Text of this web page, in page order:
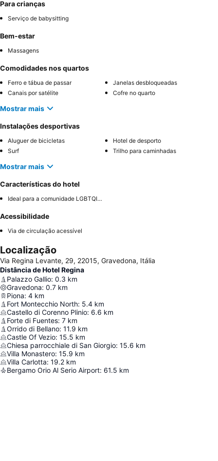
Para crianças
Serviço de babysitting
Bem-estar
Massagens
Comodidades nos quartos
Ferro e tábua de passar
Janelas desbloqueadas
Canais por satélite
Cofre no quarto
Mostrar mais
Instalações desportivas
Aluguer de bicicletas
Hotel de desporto
Surf
Trilho para caminhadas
Mostrar mais
Características do hotel
Ideal para a comunidade LGBTQIA+
Acessibilidade
Via de circulação acessível
Localização
Via Regina Levante, 29, 22015, Gravedona, Itália
Distância de Hotel Regina
Palazzo Gallio: 0.3 km
Gravedona: 0.7 km
Piona: 4 km
Fort Montecchio North: 5.4 km
Castello di Corenno Plinio: 6.6 km
Forte di Fuentes: 7 km
Orrido di Bellano: 11.9 km
Castle Of Vezio: 15.5 km
Chiesa parrocchiale di San Giorgio: 15.6 km
Villa Monastero: 15.9 km
Villa Carlotta: 19.2 km
Bergamo Orio Al Serio Airport: 61.5 km